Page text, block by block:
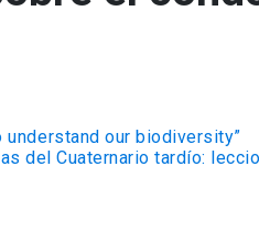
our biodiversity”
del Cuaternario tardío: